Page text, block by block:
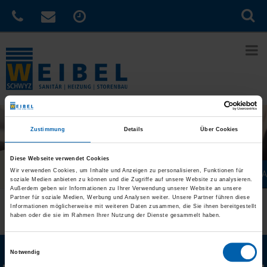
Zustimmung Details Über Cookies
Diese Webseite verwendet Cookies
Wir verwenden Cookies, um Inhalte und Anzeigen zu personalisieren, Funktionen für
soziale Medien anbieten zu können und die Zugriffe auf unsere Website zu analysieren.
Außerdem geben wir Informationen zu Ihrer Verwendung unserer Website an unsere
Partner für soziale Medien, Werbung und Analysen weiter. Unsere Partner führen diese
Informationen möglicherweise mit weiteren Daten zusammen, die Sie ihnen bereitgestellt
haben oder die sie im Rahmen Ihrer Nutzung der Dienste gesammelt haben.
Notwendig
Sie sind hier:Home»Digitaler Kaufberater
Jetzt konfigurieren &